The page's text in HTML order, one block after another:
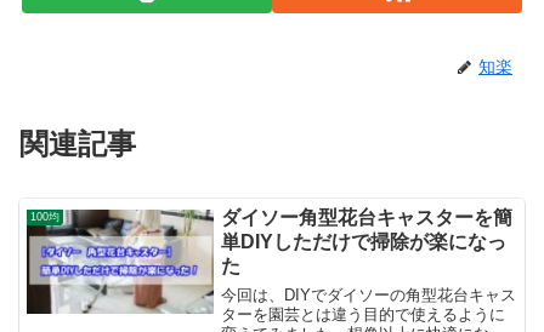
知楽
関連記事
100均
ダイソー角型花台キャスターを簡
単DIYしただけで掃除が楽になっ
た
今回は、DIYでダイソーの角型花台キャス
ターを園芸とは違う目的で使えるように